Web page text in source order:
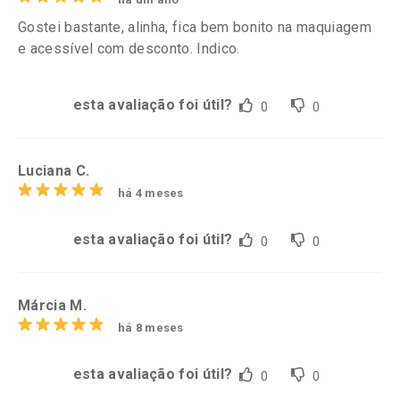
Gostei bastante, alinha, fica bem bonito na maquiagem
e acessível com desconto. Indico.
esta avaliação foi útil? 0 0
Luciana C.
há 4 meses
esta avaliação foi útil? 0 0
Márcia M.
há 8 meses
esta avaliação foi útil? 0 0